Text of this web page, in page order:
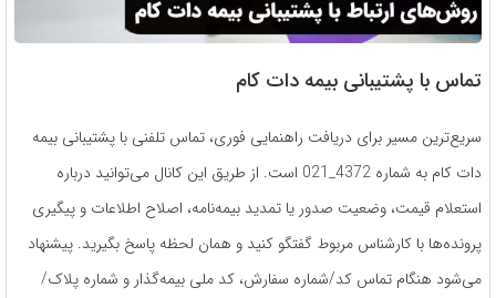
تماس با پشتیبانی بیمه دات کام
سریع‌ترین مسیر برای دریافت راهنمایی فوری، تماس تلفنی با پشتیبانی بیمه
دات کام به شماره 4372_021 است. از طریق این کانال می‌توانید درباره
استعلام قیمت، وضعیت صدور یا تمدید بیمه‌نامه، اصلاح اطلاعات و پیگیری
پرونده‌ها با کارشناس مربوط گفتگو کنید و همان لحظه پاسخ بگیرید. پیشنهاد
می‌شود هنگام تماس کد/شماره سفارش، کد ملی بیمه‌گذار و شماره پلاک/